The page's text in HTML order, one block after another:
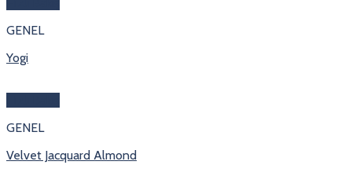
GENEL
Yogi
GENEL
Velvet Jacquard Almond